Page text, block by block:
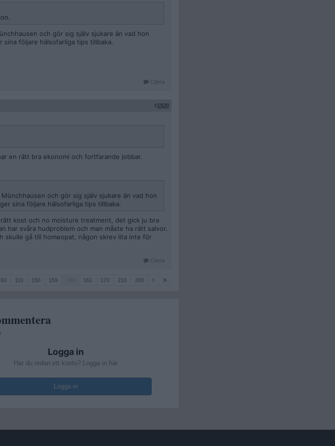
och gör sig själv sjukare än vad hon
följare hälsofarliga tips tillbaka.
Citera
#1920
en rätt bra ekonomi och fortfarande jobbar.
och gör sig själv sjukare än vad hon
sina följare hälsofarliga tips tillbaka.
kost och no moisture treatment, det gick ju bra
har svåra hudproblem och man måste ha rätt salvor.
skulle gå till homeopat, någon skrev lita inte för
Citera
60 110 150 159 161 170 210 260
Logga in
Har du redan ett konto? Logga in här
Logga in